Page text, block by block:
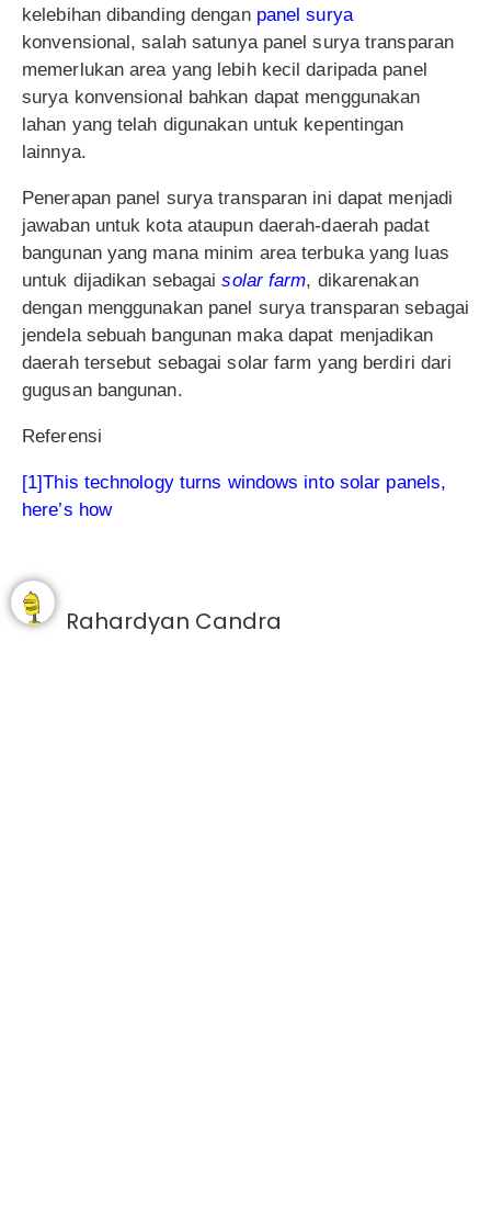
kelebihan dibanding dengan panel surya
konvensional, salah satunya panel surya transparan
memerlukan area yang lebih kecil daripada panel
surya konvensional bahkan dapat menggunakan
lahan yang telah digunakan untuk kepentingan
lainnya.
Penerapan panel surya transparan ini dapat menjadi
jawaban untuk kota ataupun daerah-daerah padat
bangunan yang mana minim area terbuka yang luas
untuk dijadikan sebagaisolar farm, dikarenakan
dengan menggunakan panel surya transparan sebagai
jendela sebuah bangunan maka dapat menjadikan
daerah tersebut sebagai solar farm yang berdiri dari
gugusan bangunan.
Referensi
[1]This technology turns windows into solar panels,
here’s how
Rahardyan Candra